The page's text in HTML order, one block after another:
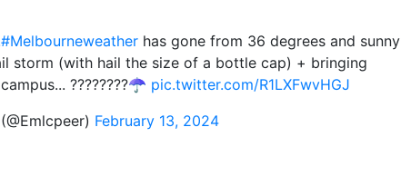
#Melbourneweather has gone from 36 degrees and sunny
storm (with hail the size of a bottle cap) + bringing
????????️☂️ pic.twitter.com/R1LXFwvHGJ
February 13, 2024